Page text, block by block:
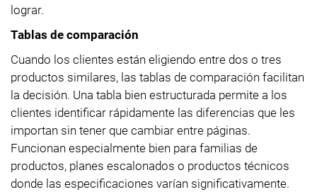
lograr.
Tablas de comparación
Cuando los clientes están eligiendo entre dos o tres
productos similares, las tablas de comparación facilitan
la decisión. Una tabla bien estructurada permite a los
clientes identificar rápidamente las diferencias que les
importan sin tener que cambiar entre páginas.
Funcionan especialmente bien para familias de
productos, planes escalonados o productos técnicos
donde las especificaciones varían significativamente.